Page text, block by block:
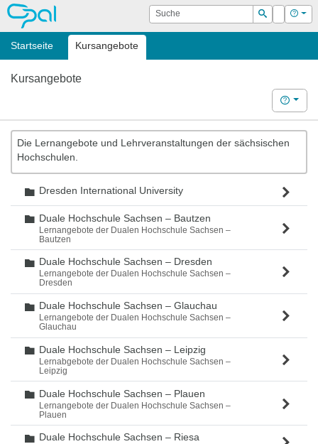
OPAL Suche
Suchen
Login Hilfe
Startseite Kursangebote
Kursangebote
Hilfe
Die Lernangebote und Lehrveranstaltungen der sächsischen
Hochschulen.
Ordner
Dresden International University
Ordner
Duale Hochschule Sachsen – Bautzen
Lernangebote der Dualen Hochschule Sachsen –
Bautzen
Ordner
Duale Hochschule Sachsen – Dresden
Lernangebote der Dualen Hochschule Sachsen –
Dresden
Ordner
Duale Hochschule Sachsen – Glauchau
Lernangebote der Dualen Hochschule Sachsen –
Glauchau
Ordner
Duale Hochschule Sachsen – Leipzig
Lernabgebote der Dualen Hochschule Sachsen –
Leipzig
Ordner
Duale Hochschule Sachsen – Plauen
Lernangebote der Dualen Hochschule Sachsen –
Plauen
Ordner
Duale Hochschule Sachsen – Riesa